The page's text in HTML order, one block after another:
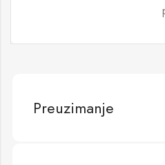
Preuzimanje